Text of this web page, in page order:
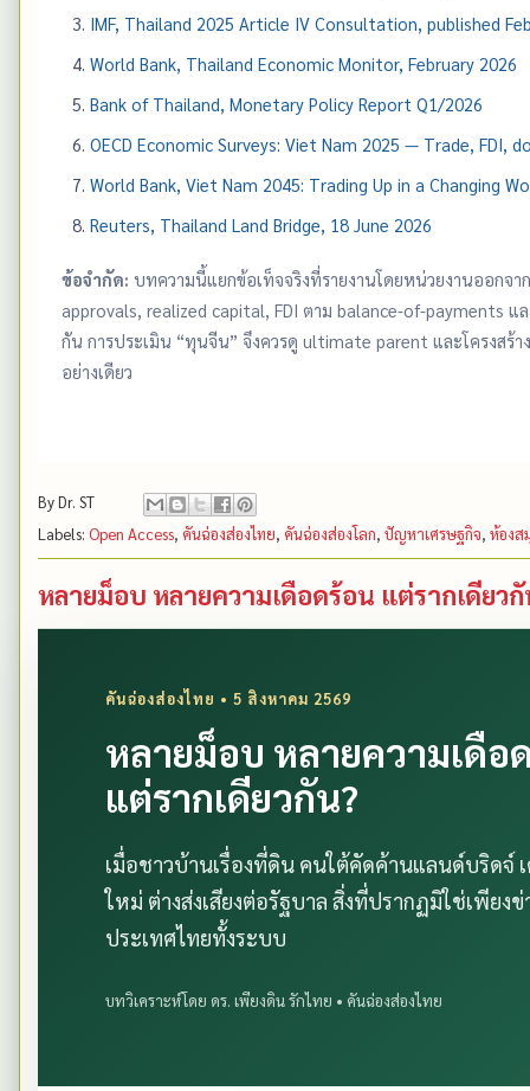
IMF, Thailand 2025 Article IV Consultation, published
World Bank, Thailand Economic Monitor, February 2026
Bank of Thailand, Monetary Policy Report Q1/2026
OECD Economic Surveys: Viet Nam 2025 — Trade, FDI,
World Bank, Viet Nam 2045: Trading Up in a Changing
Reuters, Thailand Land Bridge, 18 June 2026
ข้อจำกัด: บทความนี้แยกข้อเท็จจริงที่รายงานโดยหน่วยงานออกจ
approvals, realized capital, FDI ตาม balance-of-payments
กัน การประเมิน “ทุนจีน” จึงควรดู ultimate parent และโครงสร้
อย่างเดียว
ByDr. ST
Labels: Open Access, คันฉ่องส่องไทย, คันฉ่องส่องโลก, ปัญหาเศรษฐกิจ, ห้องส
หลายม็อบ หลายความเดือดร้อน แต่รากเดียว
คันฉ่องส่องไทย • 5 สิงหาคม 2569
หลายม็อบ หลายความเดือ
แต่รากเดียวกัน?
เมื่อชาวบ้านเรื่องที่ดิน คนใต้คัดค้านแลนด์บริดจ์
ใหม่ ต่างส่งเสียงต่อรัฐบาล สิ่งที่ปรากฏมิใช่เพีย
ประเทศไทยทั้งระบบ
บทวิเคราะห์โดย ดร. เพียงดิน รักไทย • คันฉ่องส่องไทย